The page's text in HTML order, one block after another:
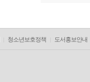
청소년보호정책 도서홍보안내